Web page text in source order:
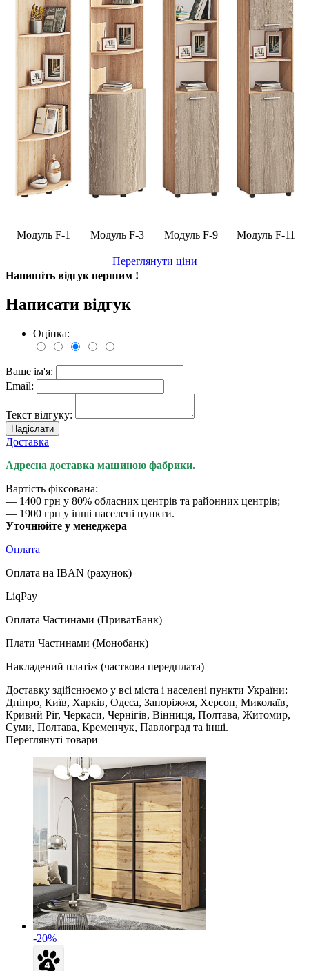
Модуль F-1 Модуль F-3 Модуль F-9 Модуль F-11
Переглянути ціни
Напишіть відгук першим !
Написати відгук
Оцінка:
Ваше ім'я:
Email:
Текст відгуку:
Надіслати
Доставка
Адресна доставка машиною фабрики.
Вартість фіксована:
— 1400 грн у 80% обласних центрів та районних центрів;
— 1900 грн у інші населені пункти.
Уточнюйте у менеджера
Оплата
Оплата на IBAN (рахунок)
LiqPay
Оплата Частинами (ПриватБанк)
Плати Частинами (Монобанк)
Накладений платіж (часткова передплата)
Доставку здійснюємо у всі міста і населені пункти України:
Дніпро, Київ, Харків, Одеса, Запоріжжя, Херсон, Миколаїв,
Кривий Ріг, Черкаси, Чернігів, Вінниця, Полтава, Житомир,
Суми, Полтава, Кременчук, Павлоград та інші.
Переглянуті товари
-20%